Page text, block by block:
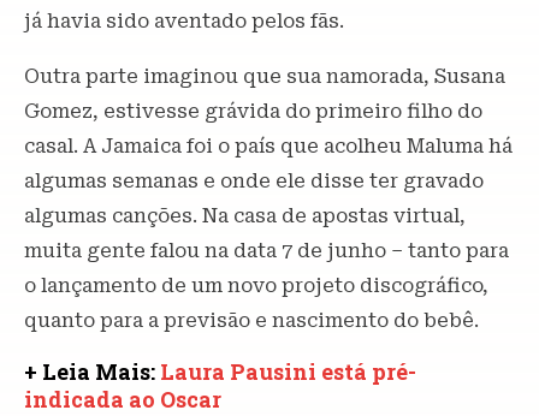
já havia sido aventado pelos fãs.
Outra parte imaginou que sua namorada, Susana
Gomez, estivesse grávida do primeiro filho do
casal. A Jamaica foi o país que acolheu Maluma há
algumas semanas e onde ele disse ter gravado
algumas canções. Na casa de apostas virtual,
muita gente falou na data 7 de junho – tanto para
o lançamento de um novo projeto discográfico,
quanto para a previsão e nascimento do bebê.
+ Leia Mais: Laura Pausini está pré-
indicada ao Oscar